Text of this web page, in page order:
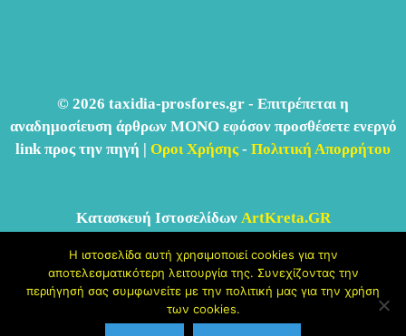
© 2026 taxidia-prosfores.gr - Επιτρέπεται η
αναδημοσίευση άρθρων ΜΟΝΟ εφόσον προσθέσετε ενεργό
link προς την πηγή | Οροι Χρήσης- Πολιτική Απορρήτου
Κατασκευή Ιστοσελίδων ArtKreta.GR
Η ιστοσελίδα αυτή χρησιμοποιεί cookies για την
αποτελεσματικότερη λειτουργία της. Συνεχίζοντας την
περιήγησή σας συμφωνείτε με την πολιτική μας για την χρήση
των cookies.